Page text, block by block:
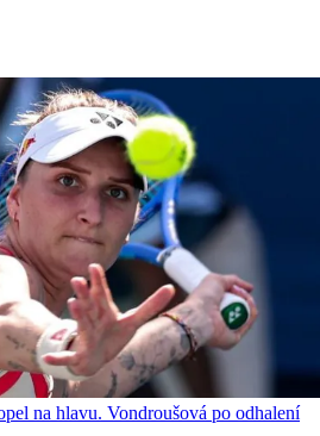
na hlavu. Vondroušová po odhalení